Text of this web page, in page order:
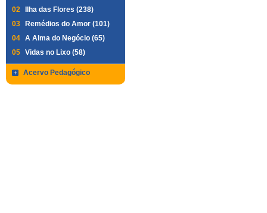
02
Ilha das Flores (238)
03
Remédios do Amor (101)
04 A Alma do Negócio (65)
05 Vidas no Lixo (58)
Acervo Pedagógico